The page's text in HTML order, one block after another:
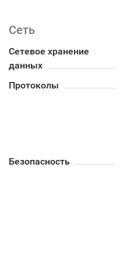
Сеть
Сетевое хранение
данных
Протоколы
Безопасность